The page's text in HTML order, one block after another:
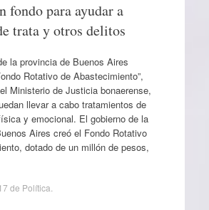
fondo para ayudar a
trata y otros delitos
la provincia de Buenos Aires
Rotativo de Abastecimiento”,
Ministerio de Justicia bonaerense,
llevar a cabo tratamientos de
y emocional. El gobierno de la
Aires creó el Fondo Rotativo
dotado de un millón de pesos,
de Política